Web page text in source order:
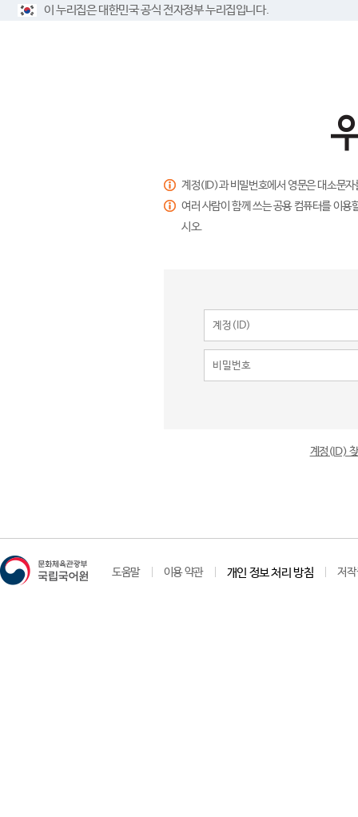
이 누리집은 대한민국 공식 전자정부 누리집입니다.
계정(ID)과 비밀번호에서 영문은 대소문
여러 사람이 함께 쓰는 공용 컴퓨터를 이
시오.
계정(ID)
도움말 이용 약관 개인 정보 처리 방침 저